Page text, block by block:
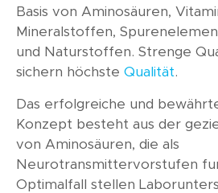
Basis von Aminosäuren,
Mineralstoffen,
und Naturstoffen. Strenge
sichern höchste Qualität.
Das erfolgreiche und
Konzept besteht aus der
von Aminosäuren, die als
Neurotransmittervorstufen
Optimalfall stellen